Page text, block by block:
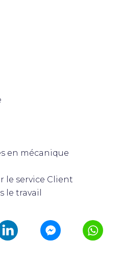
en mécanique
le service Client
le travail